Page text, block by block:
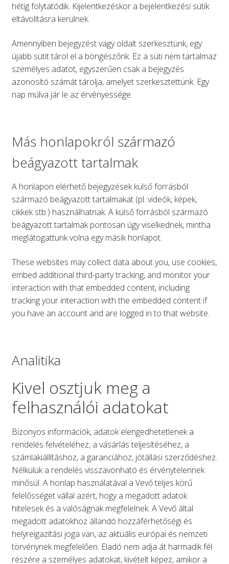
hétig folytatódik. Kijelentkezéskor a bejelentkezési sütik
eltávolításra kerülnek.
Amennyiben bejegyzést vagy oldalt szerkesztünk, egy
újabb sütit tárol el a böngészőnk. Ez a süti nem tartalmaz
személyes adatot, egyszerűen csak a bejegyzés
azonosító számát tárolja, amelyet szerkesztettünk. Egy
nap múlva jár le az érvényessége.
Más honlapokról származó
beágyazott tartalmak
A honlapon elérhető bejegyzések külső forrásból
származó beágyazott tartalmakat (pl. videók, képek,
cikkek stb.) használhatnak. A külső forrásból származó
beágyazott tartalmak pontosan úgy viselkednek, mintha
meglátogattunk volna egy másik honlapot.
These websites may collect data about you, use cookies,
embed additional third-party tracking, and monitor your
interaction with that embedded content, including
tracking your interaction with the embedded content if
you have an account and are logged in to that website.
Analitika
Kivel osztjuk meg a
felhasználói adatokat
Bizonyos információk, adatok elengedhetetlenek a
rendelés felvételéhez, a vásárlás teljesítéséhez, a
számlakiállításhoz, a garanciához, jótállási szerződéshez.
Nélkülük a rendelés visszavonható és érvénytelennek
minősül. A honlap használatával a Vevő teljes körű
felelősséget vállal azért, hogy a megadott adatok
hitelesek és a valóságnak megfelelnek. A Vevő által
megadott adatokhoz állandó hozzáférhetőségi és
helyreigazítási joga van, az aktuális európai és nemzeti
törvénynek megfelelően. Eladó nem adja át harmadik fél
részére a személyes adatokat, kivételt képez, amikor a